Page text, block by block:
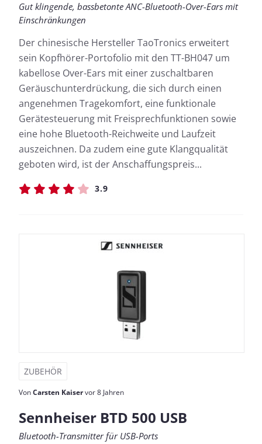
Gut klingende, bassbetonte ANC-Bluetooth-Over-Ears mit
Einschränkungen
Der chinesische Hersteller TaoTronics erweitert
sein Kopfhörer-Portofolio mit den TT-BH047 um
kabellose Over-Ears mit einer zuschaltbaren
Geräuschunterdrückung, die sich durch einen
angenehmen Tragekomfort, eine funktionale
Gerätesteuerung mit Freisprechfunktionen sowie
eine hohe Bluetooth-Reichweite und Laufzeit
auszeichnen. Da zudem eine gute Klangqualität
geboten wird, ist der Anschaffungspreis...
3.9
ZUBEHÖR
VonCarsten Kaiservor 8 Jahren
Sennheiser BTD 500 USB
Bluetooth-Transmitter für USB-Ports